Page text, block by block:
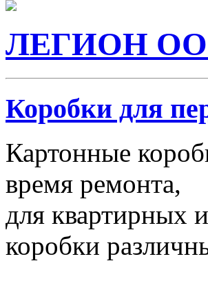
ЛЕГИОН
Коробки для
Картонные
время ремонта,
для квартирных
коробки